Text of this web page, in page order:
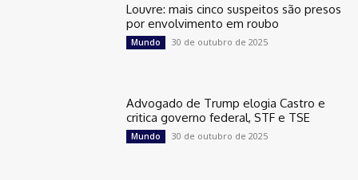
Louvre: mais cinco suspeitos são presos
por envolvimento em roubo
Mundo 30 de outubro de 2025
Advogado de Trump elogia Castro e
critica governo federal, STF e TSE
Mundo 30 de outubro de 2025